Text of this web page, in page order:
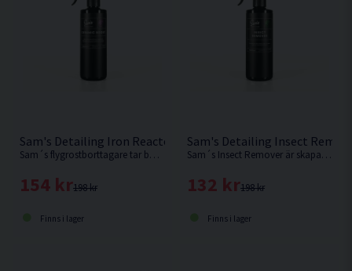
Sam's Detailing Iron Reactor 500ml Flygrostborttagare
Sam´s flygrostborttagare tar bort järnbaserade föroreningar och skapar en blödande effekt när produkten kommer i kontakt med föroreningar.
198 kr
154 kr
Finns i lager
Sam's Detailing Insect
Sam´s Insect Remover är skapad för att enkelt ta bort intorkade insekter och intorkat insektsrester...
198 kr
132 kr
Finns i lager